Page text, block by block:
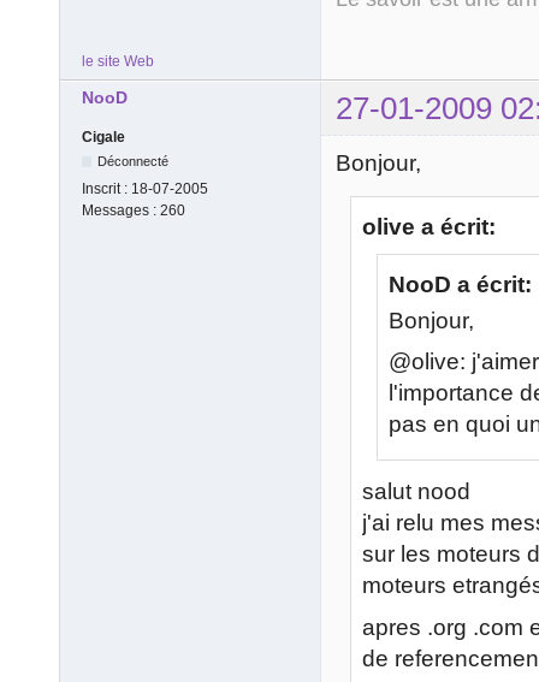
le site Web
NooD 27-01-2009
Cigale
Déconnecté
Inscrit : 18-07-2005
Messages : 260
Bonjour,
olive a écrit:
NooD a écrit:
Bonjour,
@olive:
l'importance
pas en quoi
salut nood
j'ai relu mes
sur les moteurs
moteurs
apres .org .com
de